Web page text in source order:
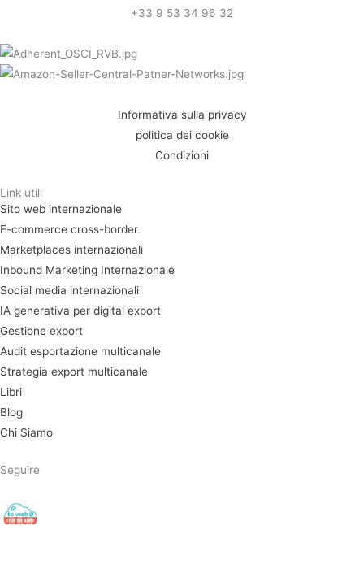
+33 9 53 34 96 32
Informativa sulla privacy
politica dei cookie
Condizioni
Link utili
Sito web internazionale
E-commerce cross-border
Marketplaces internazionali
Inbound Marketing Internazionale
Social media internazionali
IA generativa per digital export
Gestione export
Audit esportazione multicanale
Strategia export multicanale
Libri
Blog
Chi Siamo
Seguire